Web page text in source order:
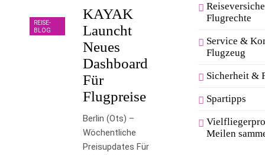
REISE-
BLOG
KAYAK
Launcht
Neues
Dashboard
Für
Flugpreise
Berlin (ots) –
Wöchentliche
Preisupdates Für
Flugrechte
Service &
Flugzeug
Sicherheit &
Spartipps
Meilen